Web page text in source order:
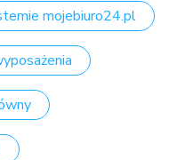
mojebiuro24.pl